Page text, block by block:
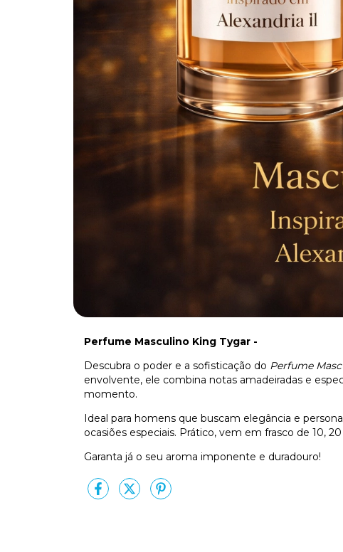
Perfume Masculino King Tygar -
Descubra o poder e a sofisticação do Perfume
envolvente, ele combina notas amadeiradas e
momento.
Ideal para homens que buscam elegância e
ocasiões especiais. Prático, vem em frasco de 10,
Garanta já o seu aroma imponente e duradouro!